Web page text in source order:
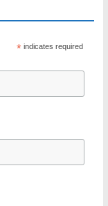
* indicates required